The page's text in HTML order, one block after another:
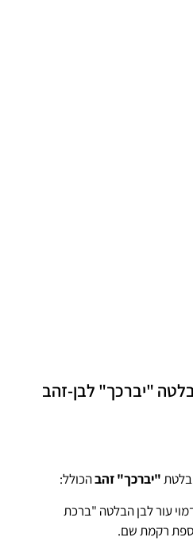
"יברכך" לבן-זהב
"יברכך" זהבהכולל:
עור לבן הבלטה "ברכת
רקמת שם.